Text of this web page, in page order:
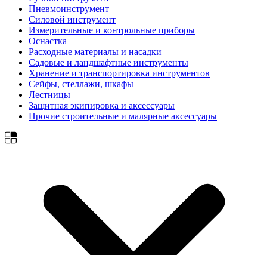
Пневмоинструмент
Силовой инструмент
Измерительные и контрольные приборы
Оснастка
Расходные материалы и насадки
Садовые и ландшафтные инструменты
Хранение и транспортировка инструментов
Сейфы, стеллажи, шкафы
Лестницы
Защитная экипировка и аксессуары
Прочие строительные и малярные аксессуары